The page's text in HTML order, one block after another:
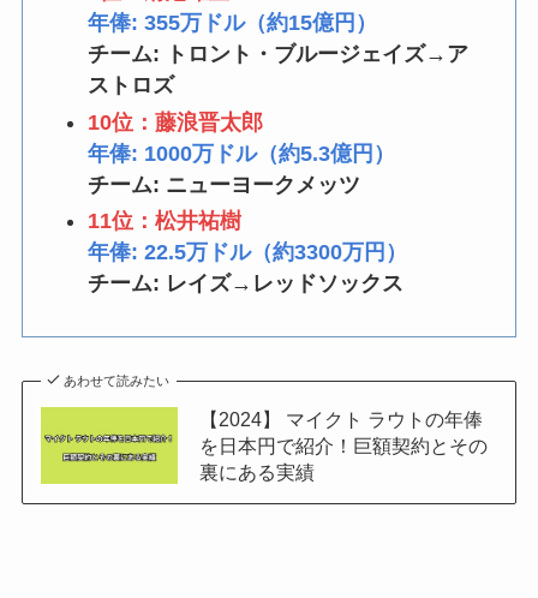
年俸: 355万ドル（約15億円）
チーム: トロント・ブルージェイズ→ア
ストロズ
10位：藤浪晋太郎
年俸: 1000万ドル（約5.3億円）
チーム: ニューヨークメッツ
11位：松井祐樹
年俸: 22.5万ドル（約3300万円）
チーム: レイズ→レッドソックス
あわせて読みたい
【2024】 マイクト ラウトの年俸
を日本円で紹介！巨額契約とその
裏にある実績